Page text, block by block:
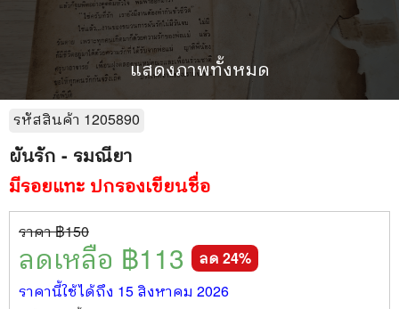
แสดงภาพทั้งหมด
รหัสสินค้า 1205890
ผันรัก - รมณียา
มีรอยแทะ ปกรองเขียนชื่อ
ราคา ฿150
ลดเหลือ ฿113 ลด 24%
ราคานี้ใช้ได้ถึง 15 สิงหาคม 2026